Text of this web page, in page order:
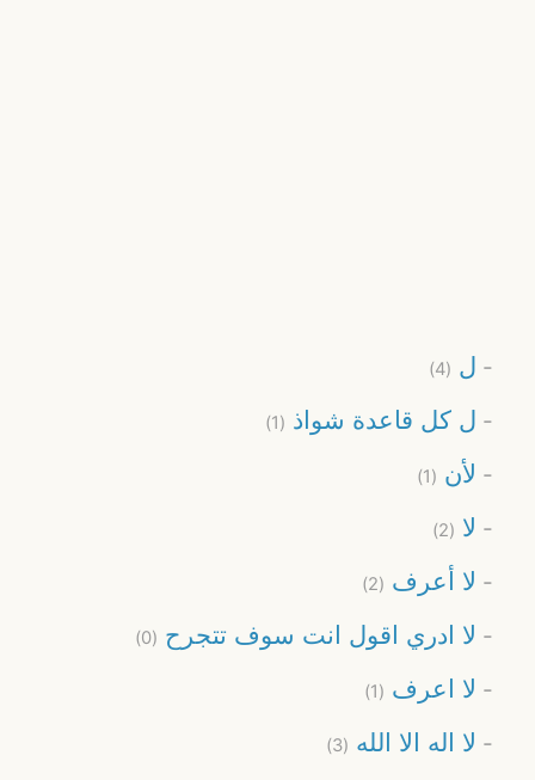
ل (4)
ل كل قاعدة شواذ (1)
لأن (1)
لا (2)
لا أعرف (2)
لا ادري اقول انت سوف تتجرح (0)
لا اعرف (1)
لا اله الا الله (3)